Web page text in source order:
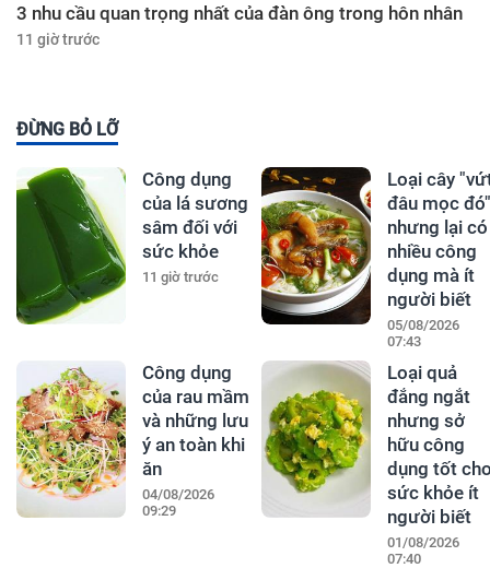
3 nhu cầu quan trọng nhất của đàn ông trong hôn nhân
11 giờ trước
ĐỪNG BỎ LỠ
Công dụng
của lá sương
sâm đối với
sức khỏe
11 giờ trước
Loại cây
đâu mọc đó"
nhưng lại có
nhiều công
dụng mà ít
người biết
05/08/2026
07:43
Công dụng
của rau mầm
và những lưu
ý an toàn khi
ăn
04/08/2026
09:29
Loại quả
đắng ngắt
nhưng sở
hữu công
dụng tốt
sức khỏe ít
người biết
01/08/2026
07:40